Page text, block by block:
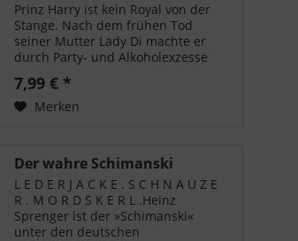
Prinz Harry ist kein Royal von der
Stange. Nach dem frühen Tod
seiner Mutter Lady Di machte er
durch Party- und Alkoholexzesse
Schlagzeilen, doch beim Militär
bewies er danach, dass auch Mut
und Disziplin zu seinen Qualitäten
7,99 € *
Merken
Der wahre Schimanski
L E D E R J A C K E . S C H N A U Z E
R . M O R D S K E R L .Heinz
Sprenger ist der »Schimanski«
unter den deutschen